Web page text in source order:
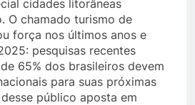
cidades litorâneas
O chamado turismo de
força nos últimos anos e
pesquisas recentes
65% dos brasileiros devem
para suas próximas
público aposta em